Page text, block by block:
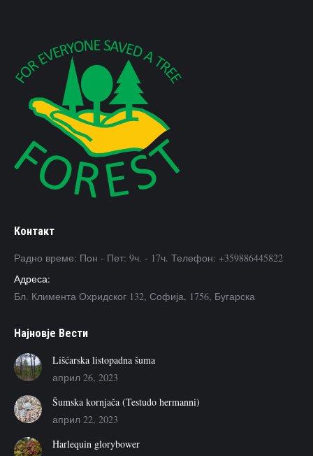
Контакт
Радно време: Пон - Пет: 9ч. - 17ч. Телефон: +359886445822
Адреса:
Бл. Климента Охридског 132, Софија, 1756, Бугарска
Наjновje Вести
Lišćarska listopadna šuma
април 26, 2023
Šumska kornjača (Testudo hermanni)
април 22, 2023
Harlequin glorybower